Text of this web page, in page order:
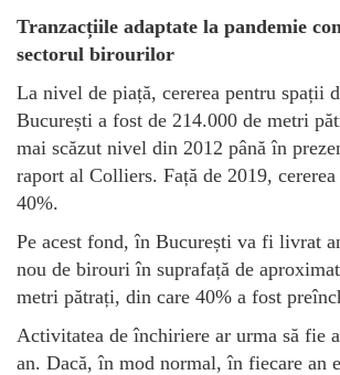
Tranzacțiile adaptate la pandemie
sectorul birourilor
La nivel de piață, cererea pentru spații
București a fost de 214.000 de metri
mai scăzut nivel din 2012 până în
raport al Colliers. Față de 2019,
40%.
Pe acest fond, în București va fi livrat
nou de birouri în suprafață de
metri pătrați, din care 40% a fost
Activitatea de închiriere ar urma să fie
an. Dacă, în mod normal, în fiecare an